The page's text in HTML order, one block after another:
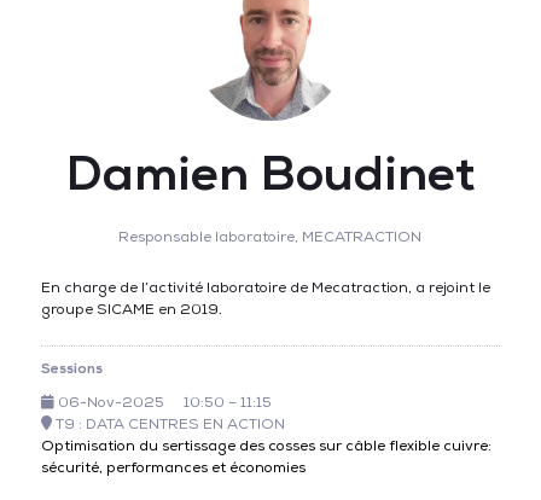
Data & AI Leaders Summit
Damien Boudinet
Responsable laboratoire, MECATRACTION
En charge de l’activité laboratoire de Mecatraction, a rejoint le
groupe SICAME en 2019.
Sessions
06-Nov-2025
10:50 – 11:15
T9 : DATA CENTRES EN ACTION
Optimisation du sertissage des cosses sur câble flexible cuivre:
sécurité, performances et économies